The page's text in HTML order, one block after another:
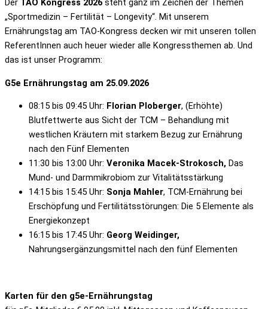
Der TAO Kongress 2026 steht ganz im Zeichen der Themen
„Sportmedizin – Fertilität – Longevity“. Mit unserem
Ernährungstag am TAO-Kongress decken wir mit unseren tollen
ReferentInnen auch heuer wieder alle Kongressthemen ab. Und
das ist unser Programm:
G5e Ernährungstag am 25.09.2026
08:15 bis 09:45 Uhr: Florian Ploberger, (Erhöhte)
Blutfettwerte aus Sicht der TCM – Behandlung mit
westlichen Kräutern mit starkem Bezug zur Ernährung
nach den Fünf Elementen
11:30 bis 13:00 Uhr: Veronika Macek-Strokosch, Das
Mund- und Darmmikrobiom zur Vitalitätsstärkung
14:15 bis 15:45 Uhr: Sonja Mahler, TCM-Ernährung bei
Erschöpfung und Fertilitätsstörungen: Die 5 Elemente als
Energiekonzept
16:15 bis 17:45 Uhr: Georg Weidinger,
Nahrungsergänzungsmittel nach den fünf Elementen
Karten für den g5e-Ernährungstag